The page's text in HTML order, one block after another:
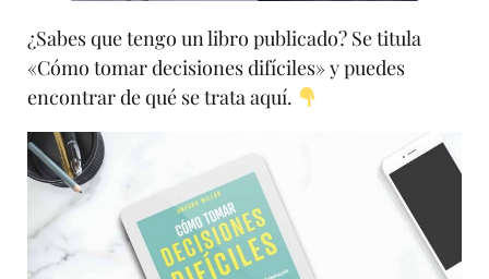
¿Sabes que tengo un libro publicado? Se titula
«Cómo tomar decisiones difíciles» y puedes
encontrar de qué se trata aquí.